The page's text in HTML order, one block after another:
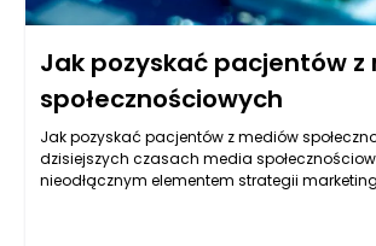
Jak pozyskać pacjentów z
społecznościowych
Jak pozyskać pacjentów z mediów
dzisiejszych czasach media
nieodłącznym elementem strategii